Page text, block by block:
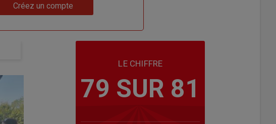
Créez un compte
LE CHIFFRE
79 SUR 81